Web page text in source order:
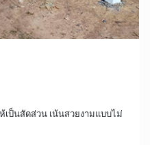
เป็นสัดส่วน เน้นสวยงามแบบไม่